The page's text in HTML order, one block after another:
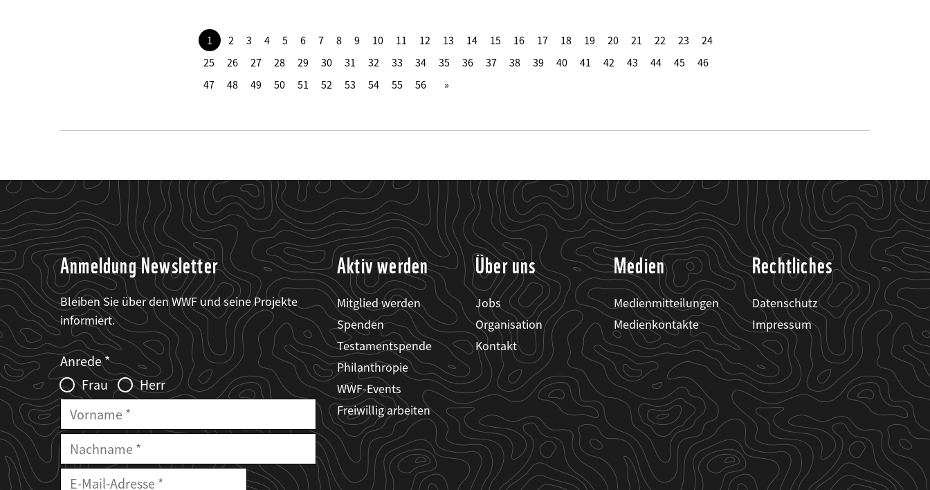
1 2 3 4 5 6 7 8 9 10 11 12 13 14 15 16 17 18 19 20 21 22 23
24
25
26 27 28 29 30 31 32 33 34 35 36 37 38 39 40 41 42 43 44 45
46
47
48 49 50 51 52 53 54 55 56
Anmeldung Newsletter
Bleiben Sie über den WWF und seine Projekte
informiert.
Web2Case
Infofelder
Fieldset
anrede_name
Anrede
Frau
Herr
Vorname
Nachname
E-
Mailadresse
Aktiv werden
Mitglied werden
Spenden
Testamentspende
Philanthropie
WWF-Events
Freiwillig arbeiten
Über uns
Jobs
Organisation
Kontakt
Medien
Medienmitteilungen
Medienkontakte
Rechtliches
Datenschutz
Impressum